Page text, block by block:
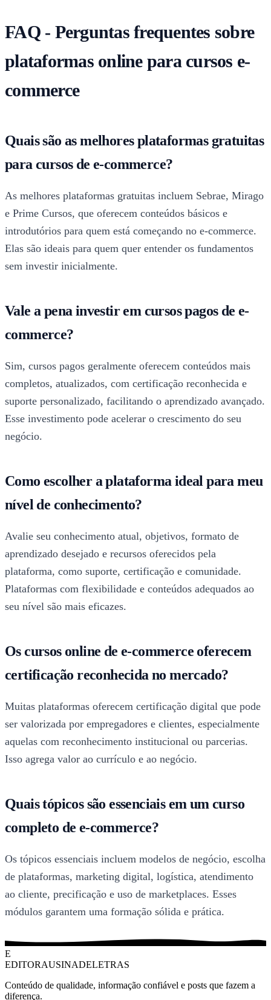
FAQ - Perguntas frequentes sobre
plataformas online para cursos e-
commerce
Quais são as melhores plataformas gratuitas
para cursos de e-commerce?
As melhores plataformas gratuitas incluem Sebrae, Mirago
e Prime Cursos, que oferecem conteúdos básicos e
introdutórios para quem está começando no e-commerce.
Elas são ideais para quem quer entender os fundamentos
sem investir inicialmente.
Vale a pena investir em cursos pagos de e-
commerce?
Sim, cursos pagos geralmente oferecem conteúdos mais
completos, atualizados, com certificação reconhecida e
suporte personalizado, facilitando o aprendizado avançado.
Esse investimento pode acelerar o crescimento do seu
negócio.
Como escolher a plataforma ideal para meu
nível de conhecimento?
Avalie seu conhecimento atual, objetivos, formato de
aprendizado desejado e recursos oferecidos pela
plataforma, como suporte, certificação e comunidade.
Plataformas com flexibilidade e conteúdos adequados ao
seu nível são mais eficazes.
Os cursos online de e-commerce oferecem
certificação reconhecida no mercado?
Muitas plataformas oferecem certificação digital que pode
ser valorizada por empregadores e clientes, especialmente
aquelas com reconhecimento institucional ou parcerias.
Isso agrega valor ao currículo e ao negócio.
Quais tópicos são essenciais em um curso
completo de e-commerce?
Os tópicos essenciais incluem modelos de negócio, escolha
de plataformas, marketing digital, logística, atendimento
ao cliente, precificação e uso de marketplaces. Esses
módulos garantem uma formação sólida e prática.
E
EDITORAUSINADELETRAS
Conteúdo de qualidade, informação confiável e posts que fazem a
diferença.